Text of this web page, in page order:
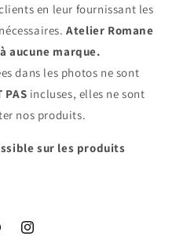
en leur fournissant les
Atelier Romane
aucune marque.
dans les photos ne sont
PAS incluses, elles ne sont
nos produits.
sur les produits